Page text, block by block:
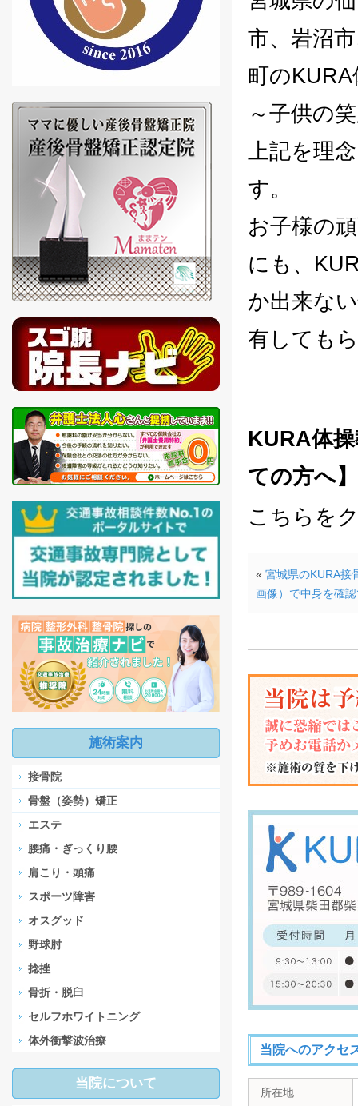
市、岩沼
町の
～子供の
上記を理
す。
お子様の
にも、
か出来な
有しても
KURA体
ての方へ
こちら
« 宮城県のKURA接
画像）で中身を確
当院へのアクセ
所在地
施術案内
接骨院
骨盤（姿勢）矯正
エステ
腰痛・ぎっくり腰
肩こり・頭痛
スポーツ障害
オスグッド
野球肘
捻挫
骨折・脱臼
セルフホワイトニング
体外衝撃波治療
当院について